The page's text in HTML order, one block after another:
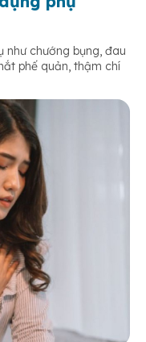
như chướng bụng, đau
phế quản, thậm chí